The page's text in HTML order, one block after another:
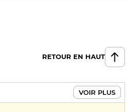
RETOUR EN HAUT
VOIR PLUS